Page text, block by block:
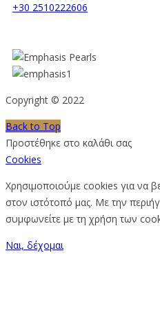
+30 2510222606
Copyright © 2022
Back to Top
Προστέθηκε στο καλάθι σας
Cookies
Χρησιμοποιούμε cookies για να
στον ιστότοπό μας. Με την
συμφωνείτε με τη χρήση των
Ναι, δέχομαι